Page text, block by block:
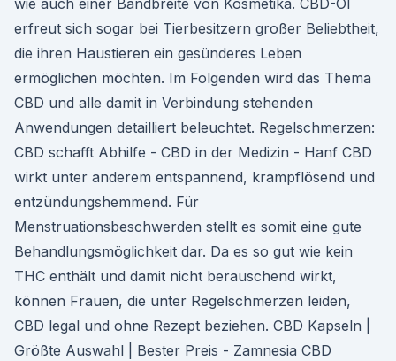
wie auch einer Bandbreite von Kosmetika. CBD-Öl
erfreut sich sogar bei Tierbesitzern großer Beliebtheit,
die ihren Haustieren ein gesünderes Leben
ermöglichen möchten. Im Folgenden wird das Thema
CBD und alle damit in Verbindung stehenden
Anwendungen detailliert beleuchtet. Regelschmerzen:
CBD schafft Abhilfe - CBD in der Medizin - Hanf CBD
wirkt unter anderem entspannend, krampflösend und
entzündungshemmend. Für
Menstruationsbeschwerden stellt es somit eine gute
Behandlungsmöglichkeit dar. Da es so gut wie kein
THC enthält und damit nicht berauschend wirkt,
können Frauen, die unter Regelschmerzen leiden,
CBD legal und ohne Rezept beziehen. CBD Kapseln |
Größte Auswahl | Bester Preis - Zamnesia CBD